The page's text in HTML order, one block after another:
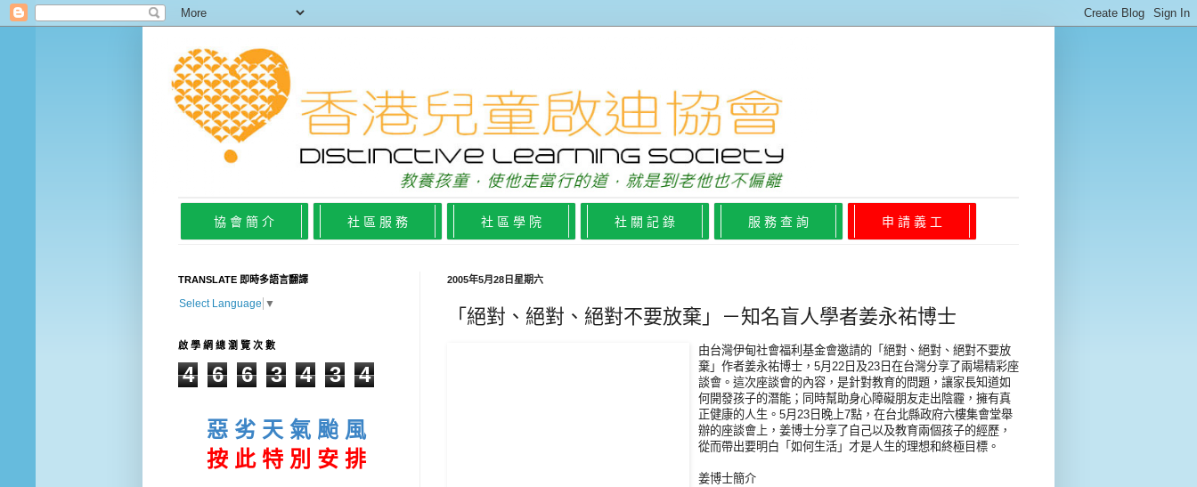
協 會 簡 介 社 區 服 務 社 區 學 院 社 關 記 錄 服 務 查 詢 申 請 義 工
2005年5月28日星期六
「絕對、絕對、絕對不要放棄」－知名盲人學者姜永祐博士
由台灣伊甸社會福利基金會邀請的「絕對、絕對、絕對不要放
棄」作者姜永祐博士，5月22日及23日在台灣分享了兩場精彩座
談會。這次座談會的內容，是針對教育的問題，讓家長知道如
何開發孩子的潛能；同時幫助身心障礙朋友走出陰霾，擁有真
正健康的人生。5月23日晚上7點，在台北縣政府六樓集會堂舉
辦的座談會上，姜博士分享了自己以及教育兩個孩子的經歷，
從而帶出要明白「如何生活」才是人生的理想和終極目標。
姜博士簡介
TRANSLATE 即時多語言翻譯
Select Language ▼
啟 學 網 總 瀏 覽 次 數
4 6 6 3 4 3 4
惡 劣 天 氣 颱 風
按 此 特 別 安 排